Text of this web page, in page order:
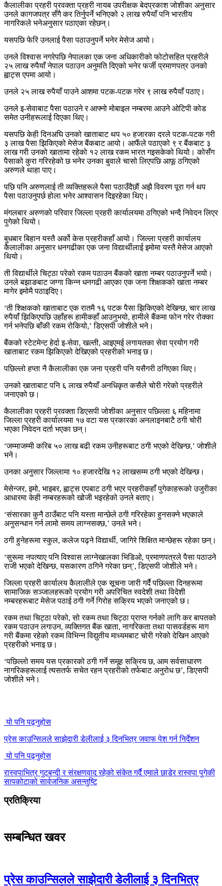
कैलालीका प्रहरी प्रवक्ता प्रहरी नायब उपरीक्षक बेदप्रकाश जोशीका अनुसार
उनले कागजपत्र सँगै कर तिर्नुपर्ने भनिएको २ लाख रुपैयाँ पनि भारतीय
नागरिकले भनेअनुसार पठाएका रहेछन्।
यसपछि फेरि उनलाई पैसा पठाउनुपर्ने भनेर मेसेज आयो।
उनले विश्वास नगरेपछि नेपालका एक जना अधिकारीको फोटोसहित प्रहरीले
२५ लाख रुपैयाँ नेपाल पठाउन अनुमति दिएको भनेर फर्जी प्रमाणपत्र उनको
ह्वाट्स एपमा आयो।
उनले २५ लाख रुपैयाँ पाउने आशमा पटक-पटक गरेर ९ लाख रुपैयाँ पठाए।
उनले इ-सेवाबाट पैसा पठाउने र आफ्नो मोबाइल नम्बरमा आउने ओटिपी कोड
समेत उनीहरूलाई दिएका थिए।
यसपछि केही दिनअघि उनको खाताबाट थप ५० हजारका दरले पटक-पटक गरी
३ लाख पैसा झिकिएको मेसेज बैंकबाट आयो। आफैंले पठाएको ९ र बैंकबाट ३
लाख गरी उनको खातामा रहेको १२ लाख रकम भारत गइसकेको थियो। कोसँग
पैसाको कुरा गरिरहेको छ भनेर उनका बुवाले चासो लिएपछि आफू ठगिएको
अरुणले थाहा पाए।
पछि पनि अरुणलाई ती व्यक्तिहरूले पैसा पठाउँदैछौं अझै विवरण पूरा गर्न थप
पैसा पठाउनुपर्छ होला भनेर आश्वासन दिइरहेका थिए।
मंगलबार अरुणको परिवार जिल्ला प्रहरी कार्यालयमा ठगिएको भन्दै निवेदन लिएर
पुगेको थियो।
बुधबार बिहान यस्तै अर्को केस प्रहरीकहाँ आयो। जिल्ला प्रहरी कार्यालय
कैलालीका अनुसार धनगढीका एक जना विद्यार्थीलाई इमोमा यस्तै मेसेज आएको
थियो।
ती विद्यार्थीले चिट्ठा परेको रकम पठाउन बैंकको खाता नम्बर पठाउनुपर्ने भयो।
उनले बझाङबाट जग्गा किन्न धनगढी आएका एक जना शिक्षकको खाता नम्बर
मागेर इमोमै पठाइदिए।
‘ती शिक्षकको खाताबाट एक रातमै १६ पटक पैसा झिकिएको देखिन्छ, चार लाख
रुपैयाँ झिकिएपछि उहाँहरू हामीकहाँ आउनुभयो, हामीले बैंकमा फोन गरेर रोक्का
गर्न भनेपछि बाँकी रकम रोकियो,’ डिएसपी जोशीले भने।
बैंकको स्टेटमेन्ट हेर्दा इ-सेवा, खल्ती, आइएमई लगायतका सेवा प्रयोग गरी
खाताबाट रकम झिकिएको देखिएको प्रहरीको भनाइ छ।
पछिल्लो हप्ता नै कैलालीका एक जना प्रहरी पनि यसैगरी ठगिएका थिए।
उनको खाताबाट पनि ६ लाख रुपैयाँ अनधिकृत कसैले चोरी गरेको प्रहरीले
जनाएको छ।
कैलालीका प्रहरी प्रवक्ता डिएसपी जोशीका अनुसार पछिल्ला ६ महिनामा
जिल्ला प्रहरी कार्यालयमा १७ वटा यस प्रकारका अनलाइनबाटै ठगी चोरी
भएका निवेदन दर्ता भएका छन्।
‘जम्माजम्मी करिब ५० लाख बढी रकम उनीहरूबाट ठगी भएको देखिन्छ,’ जोशीले
भने।
उनका अनुसार जिल्लामा १० हजारदेखि १२ लाखसम्म ठगी भएको देखिन्छ।
मेसेन्जर, इमो, भाइबर, ह्वाट्स एपबाट ठगी भएर प्रहरीकहाँ पुगेकाहरूको उजुरीका
आधारमा केही नम्बरहरूको खोजी भइरहेको उनले बताए।
‘संसारका कुनै ठाउँबाट पनि यस्ता मान्छेले ठगी गरिरहेका हुनसक्ने भएकाले
अनुसन्धान गर्न लामो समय लाग्नसक्छ,’ उनले भने।
ठगी हुनेहरूमा स्कुल, कलेज पढ्ने विद्यार्थी, जागिरे शिक्षित मान्छेहरू रहेका छन्।
‘सुरूमा नपत्याए पनि विश्वास लाग्नेखालका भिडिओ, प्रमाणपत्रले पैसा पठाउने
राजी भएको देखिन्छ, यसकारण ठगिने गरेका छन्’, डिएसपी जोशीले भने।
जिल्ला प्रहरी कार्यालय कैलालीले एक सूचना जारी गर्दै पछिल्ला दिनहरूमा
सामाजिक सञ्जालहरूको प्रयोग गरी अपरिचित स्वदेशी तथा विदेशी
नम्बरहरूबाट मेसेज पठाई ठगी गर्ने गिरोह सक्रिय भएको जनाएको छ।
रकम तथा चिट्ठा परेको, सो रकम तथा चिट्ठा प्राप्त गर्नको लागि कर बापतको
रकम पठाउन लगाउन, व्यक्तिगत बैंक खाता, नागरिकता तथा पासवर्डहरू माग
गरी बैंकमा रहेको रकम विभिन्न विद्युतीय माध्यमबाट चोरी गरेको देखिन आएको
प्रहरीको भनाइ छ।
‘पछिल्लो समय यस प्रकारको ठगी गर्ने समूह सक्रिय छ, आम सर्वसाधारण
नागरिकहरूलाई त्यसतर्फ सचेत रहन प्रहरीको तर्फबाट अनुरोध छ’, डिएसपी
जोशीले भने।
यो पनि पढ्नुहोस
प्रेस काउन्सिलले साझेदारी डेलीलाई ३ दिनभित्र जवाफ पेश गर्न निर्देशन
यो पनि पढ्नुहोस
रास्वपाभित्र गुटबन्दी र संरक्षणवाद रहेको संकेत गर्दै एमाले छाडेर रास्वपा पुगेकी
सापकोटाको सार्वजनिक असन्तुष्टि
प्रतिक्रिया
सम्बन्धित खवर
प्रेस काउन्सिलले साझेदारी डेलीलाई ३ दिनभित्र